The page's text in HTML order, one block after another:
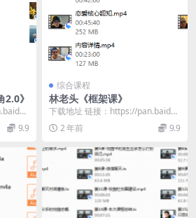
》
9.9
综合课程
林老头《框架课》
下载地址 链接：https://pan.baidu.
com/s/1H3s6uhf...
2 年前 9.9